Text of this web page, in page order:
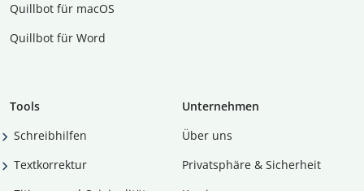
Quillbot für macOS
Quillbot für Word
Tools
Schreibhilfen
Textkorrektur
Unternehmen
Über uns
Privatsphäre & Sicherheit